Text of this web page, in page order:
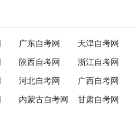
广东自考网 天津自考网
陕西自考网 浙江自考网
河北自考网 广西自考网
内蒙古自考网 甘肃自考网